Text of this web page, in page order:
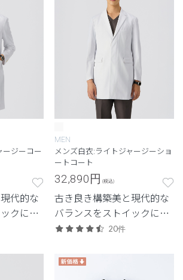
ージーコー
代的な
クに追
しか生
」のメ
。
MEN
メンズ白衣:ライトジャージーショ
ートコート
32,890円 (税込)
古き良き構築美と現代的な
バランスをストイックに追
求した、クラシコにしか生
「ライトジャージー」のメ
20件